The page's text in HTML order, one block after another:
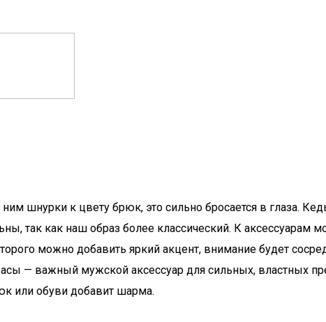
шнурки к цвету брюк, это сильно бросается в глаза.
так как наш образ более классический. К аксессуарам
можно добавить яркий акцент, внимание будет
— важный мужской аксессуар для сильных, властных
или обуви добавит шарма.